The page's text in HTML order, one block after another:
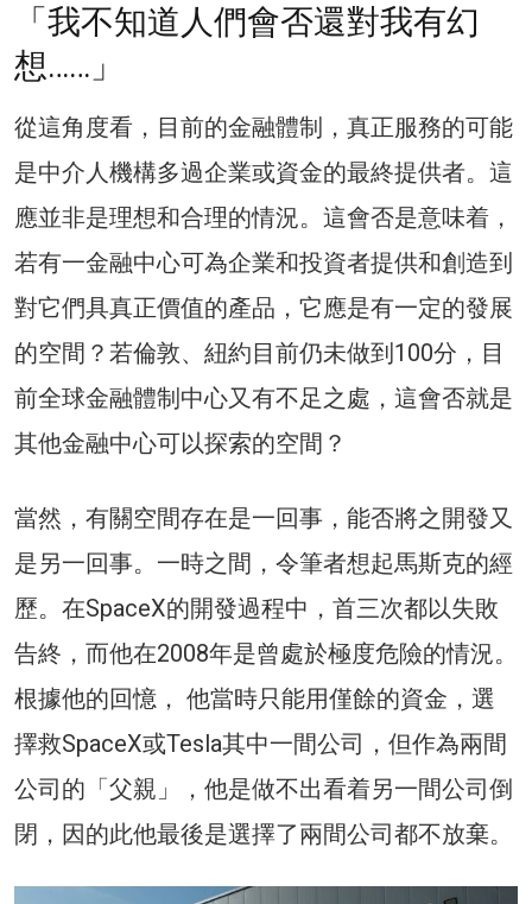
「我不知道人們會否還對我有幻
想……」
從這角度看，目前的金融體制，真正服務的可能
是中介人機構多過企業或資金的最終提供者。這
應並非是理想和合理的情況。這會否是意味着，
若有一金融中心可為企業和投資者提供和創造到
對它們具真正價值的產品，它應是有一定的發展
的空間？若倫敦、紐約目前仍未做到100分，目
前全球金融體制中心又有不足之處，這會否就是
其他金融中心可以探索的空間？
當然，有關空間存在是一回事，能否將之開發又
是另一回事。一時之間，令筆者想起馬斯克的經
歷。在SpaceX的開發過程中，首三次都以失敗
告終，而他在2008年是曾處於極度危險的情況。
根據他的回憶， 他當時只能用僅餘的資金，選
擇救SpaceX或Tesla其中一間公司，但作為兩間
公司的「父親」，他是做不出看着另一間公司倒
閉，因的此他最後是選擇了兩間公司都不放棄。